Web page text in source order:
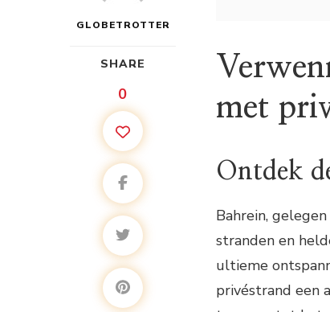
GLOBETROTTER
SHARE
0
met
Ontdek
Bahrein,
stranden en
ultieme
privéstrand een